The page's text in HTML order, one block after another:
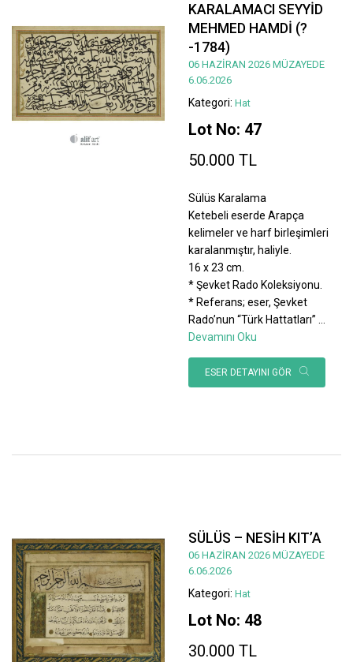
KARALAMACI SEYYİD
MEHMED HAMDİ (?
-1784)
06 HAZİRAN 2026 MÜZAYEDE
6.06.2026
Kategori: Hat
Lot No: 47
50.000 TL
Sülüs Karalama
Ketebeli eserde Arapça
kelimeler ve harf birleşimleri
karalanmıştır, haliyle.
16 x 23 cm.
* Şevket Rado Koleksiyonu.
* Referans; eser, Şevket
Rado’nun “Türk Hattatları”
Devamını Oku
ESER DETAYINI GÖR
SÜLÜS – NESİH KIT’A
06 HAZİRAN 2026 MÜZAYEDE
6.06.2026
Kategori: Hat
Lot No: 48
30.000 TL